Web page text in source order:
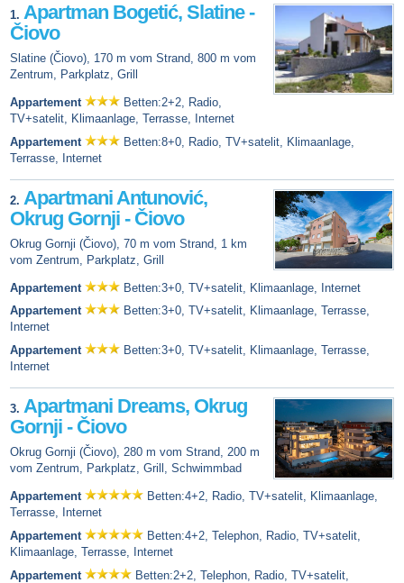
1. Apartman Bogetić, Slatine -
Čiovo
Slatine (Čiovo), 170 m vom Strand, 800 m vom
Zentrum, Parkplatz, Grill
Appartement
Betten:2+2, Radio,
TV+satelit, Klimaanlage, Terrasse, Internet
Appartement
Betten:8+0, Radio, TV+satelit, Klimaanlage,
Terrasse, Internet
2. Apartmani Antunović,
Okrug Gornji - Čiovo
Okrug Gornji (Čiovo), 70 m vom Strand, 1 km
vom Zentrum, Parkplatz, Grill
Appartement
Betten:3+0, TV+satelit, Klimaanlage, Internet
Appartement
Betten:3+0, TV+satelit, Klimaanlage, Terrasse,
Internet
Appartement
Betten:3+0, TV+satelit, Klimaanlage, Terrasse,
Internet
3. Apartmani Dreams, Okrug
Gornji - Čiovo
Okrug Gornji (Čiovo), 280 m vom Strand, 200 m
vom Zentrum, Parkplatz, Grill, Schwimmbad
Appartement
Betten:4+2, Radio, TV+satelit, Klimaanlage,
Terrasse, Internet
Appartement
Betten:4+2, Telephon, Radio, TV+satelit,
Klimaanlage, Terrasse, Internet
Appartement
Betten:2+2, Telephon, Radio, TV+satelit,